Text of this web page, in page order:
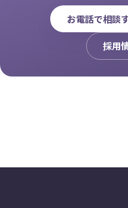
お電話で相談
採用